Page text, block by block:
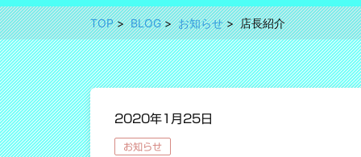
TOP BLOG お知らせ 店長紹介
2020年1月25日
お知らせ